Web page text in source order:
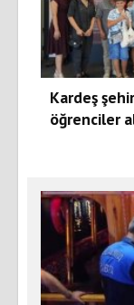
Kardeş
öğrenciler